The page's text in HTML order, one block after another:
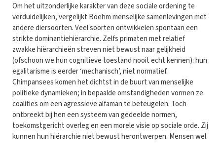
Om het uitzonderlijke karakter van deze sociale ordening te
verduidelijken, vergelijkt Boehm menselijke samenlevingen met
andere diersoorten. Veel soorten ontwikkelen spontaan een
strikte dominantiehiërarchie. Zelfs primaten met relatief
zwakke hiërarchieën streven niet bewust naar gelijkheid
(ofschoon we hun cognitieve toestand nooit echt kennen): hun
egalitarisme is eerder ‘mechanisch’, niet normatief.
Chimpansees komen het dichtst in de buurt van menselijke
politieke dynamieken; in bepaalde omstandigheden vormen ze
coalities om een agressieve alfaman te beteugelen. Toch
ontbreekt bij hen een systeem van gedeelde normen,
toekomstgericht overleg en een morele visie op sociale orde. Zij
kunnen hun hiërarchie niet bewust herontwerpen. Mensen wel.